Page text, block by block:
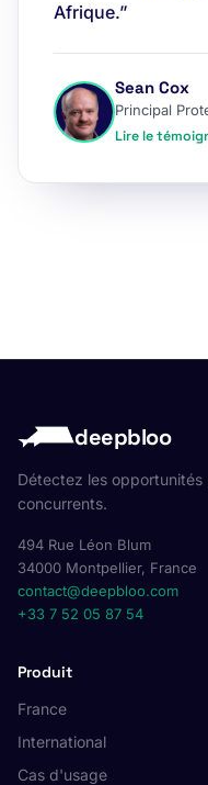
Afrique.”
Sean Cox
Principal
Lire le
deepbloo
Détectez les
concurrents.
494 Rue Léon Blum
34000 Montpellier, France
contact@deepbloo.com
+33 7 52 05 87 54
Produit
France
International
Cas d'usage